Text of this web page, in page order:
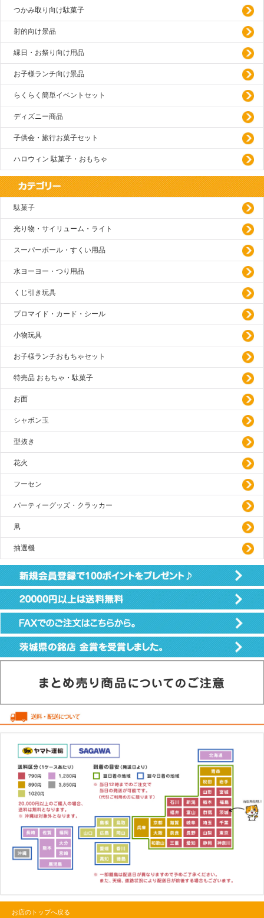
つかみ取り向け駄菓子
射的向け景品
縁日・お祭り向け用品
お子様ランチ向け景品
らくらく簡単イベントセット
ディズニー商品
子供会・旅行お菓子セット
ハロウィン 駄菓子・おもちゃ
駄菓子
光り物・サイリューム・ライト
スーパーボール・すくい用品
水ヨーヨー・つり用品
くじ引き玩具
プロマイド・カード・シール
小物玩具
お子様ランチおもちゃセット
特売品 おもちゃ・駄菓子
お面
シャボン玉
型抜き
花火
フーセン
パーティーグッズ・クラッカー
凧
抽選機
お店のトップへ戻る